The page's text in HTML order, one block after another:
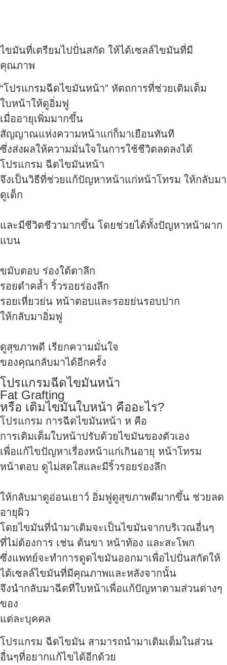
ไขมันที่เตรียมไปปั่นสกัด ให้ได้เซลล์ไขมันที่มี
คุณภาพ
“โปรแกรมฉีดไขมันหน้า” หัตถการที่ช่วยเติมเต็ม
ใบหน้าให้ดูอิ่มฟู
เมื่ออายุเพิ่มมากขึ้น
สัญญาณแห่งความหน้าแก่ก็มาเยือนทันที
ซึ่งส่งผลให้ความมั่นใจในการใช้ชีวิตลดลงได้
โปรแกรม ฉีดไขมันหน้า
จึงเป็นวิธีที่ช่วยแก้ปัญหาหน้าแก่หน้าโทรม ให้กลับมา
ดูเด็ก
และมีชีวิตชีวามากขึ้น โดยช่วยได้ทั้งปัญหาหน้าผาก
แบน
ขมับตอบ ร่องใต้ตาลึก
รอยดำคล้ำ ริ้วรอยร่องลึก
รอยเหี่ยวย่น หน้าตอบและรอยย่นรอบปาก
ให้กลับมาอิ่มฟู
ดูสุขภาพดี เรียกความมั่นใจ
ของคุณกลับมาได้อีกครั้ง
โปรแกรมฉีดไขมันหน้า
Fat Grafting
หรือ เติมไขมันใบหน้า คืออะไร?
โปรแกรม การฉีดไขมันหน้า ห คือ
การเติมเต็มใบหน้าปรับด้วยไขมันของตัวเอง
เพื่อแก้ไขปัญหาเรื่องหน้าแก่เกินอายุ หน้าโทรม
หน้าตอบ ดูไม่สดใสและมีริ้วรอยร่องลึก
ให้กลับมาดูอ่อนเยาว์ อิ่มฟูดูสุขภาพดีมากขึ้น ช่วยลด
อายุผิว
โดยไขมันที่นำมาเติมจะเป็นไขมันจากบริเวณอื่นๆ
ที่ไม่ต้องการ เช่น ต้นขา หน้าท้อง และสะโพก
ซึ่งแพทย์จะทำการดูดไขมันออกมาเพื่อไปปั่นสกัดให้
ได้เซลล์ไขมันที่มีคุณภาพและหลังจากนั้น
จึงนำกลับมาฉีดที่ใบหน้าเพื่อแก้ปัญหาตามส่วนต่างๆ
ของ
แต่ละบุคคล
โปรแกรม ฉีดไขมัน สามารถนำมาเติมเต็มในส่วน
อื่นๆที่อยากแก้ไขได้อีกด้วย